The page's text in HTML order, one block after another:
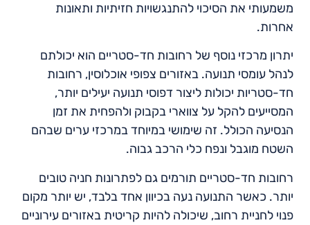
משמעותי את הסיכוי להתנגשויות חזיתיות ותאונות
אחרות.
יתרון מרכזי נוסף של רחובות חד-סטריים הוא יכולתם
לנהל עומסי תנועה. באזורים צפופי אוכלוסין, רחובות
חד-סטריות יכולות ליצור דפוסי תנועה יעילים יותר,
המסייעים להקל על צווארי בקבוק ולהפחית את זמן
הנסיעה הכולל. זה שימושי במיוחד במרכזי ערים שבהם
השטח מוגבל ונפח כלי הרכב גבוה.
רחובות חד-סטריים תורמים גם לפתרונות חניה טובים
יותר. כאשר התנועה נעה בכיוון אחד בלבד, יש יותר מקום
פנוי לחניית רחוב, שיכולה להיות קריטית באזורים עירוניים